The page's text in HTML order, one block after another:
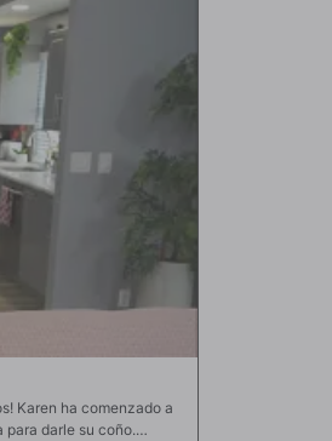
Karen ha comenzado a
para darle su coño.